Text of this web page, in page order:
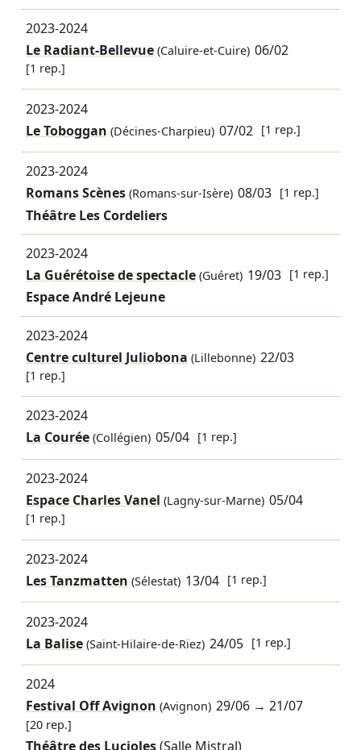
2023-2024
Le Radiant-Bellevue(Caluire-et-Cuire) 06/02
[1 rep.]
2023-2024
Le Toboggan (Décines-Charpieu) 07/02 [1 rep.]
2023-2024
Romans Scènes(Romans-sur-Isère) 08/03 [1 rep.]
Théâtre Les Cordeliers
2023-2024
La Guérétoise de spectacle(Guéret) 19/03 [1 rep.]
Espace André Lejeune
2023-2024
Centre culturel Juliobona (Lillebonne) 22/03
[1 rep.]
2023-2024
La Courée(Collégien) 05/04 [1 rep.]
2023-2024
Espace Charles Vanel (Lagny-sur-Marne) 05/04
[1 rep.]
2023-2024
Les Tanzmatten (Sélestat) 13/04 [1 rep.]
2023-2024
La Balise(Saint-Hilaire-de-Riez) 24/05 [1 rep.]
2024
Festival Off Avignon (Avignon) 29/06 →21/07
[20 rep.]
Théâtre des Lucioles(Salle Mistral)